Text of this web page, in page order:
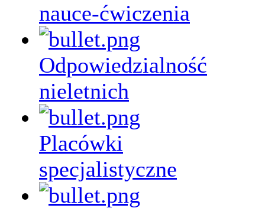
nauce-ćwiczenia
Odpowiedzialność
nieletnich
Placówki
specjalistyczne